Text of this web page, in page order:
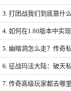
3. 打团战我们到底靠什么
4. 如何在1.80版本中实
5. 幽暗洞怎么走？传奇
6. 征战玛法大陆：破天
7. 传奇高级玩家都去哪